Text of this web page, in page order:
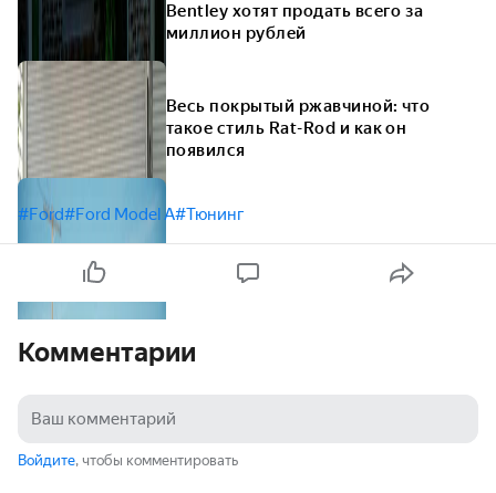
Bentley хотят продать всего за
миллион рублей
Весь покрытый ржавчиной: что
такое стиль Rat-Rod и как он
появился
#Ford#Ford Model A#Тюнинг
Комментарии
Войдите, чтобы комментировать